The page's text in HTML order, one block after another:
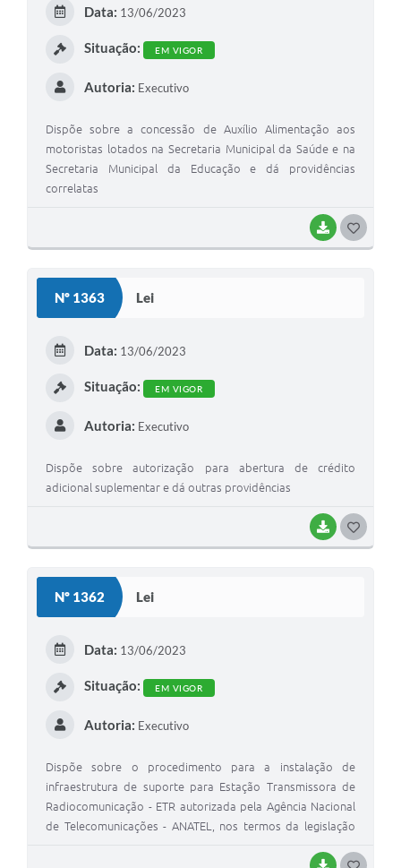
BAIXAR
Data: 13/06/2023
Situação: EM VIGOR
Autoria: Executivo
Dispõe sobre a concessão de Auxílio Alimentação aos
motoristas lotados na Secretaria Municipal da Saúde e na
Secretaria Municipal da Educação e dá providências
correlatas
Nº 1363 Lei
BAIXAR
Data: 13/06/2023
Situação: EM VIGOR
Autoria: Executivo
Dispõe sobre autorização para abertura de crédito
adicional suplementar e dá outras providências
Nº 1362 Lei
BAIXAR
Data: 13/06/2023
Situação: EM VIGOR
Autoria: Executivo
Dispõe sobre o procedimento para a instalação de
infraestrutura de suporte para Estação Transmissora de
Radiocomunicação - ETR autorizada pela Agência Nacional
de Telecomunicações - ANATEL, nos termos da legislação